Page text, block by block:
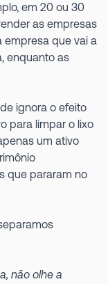
em 20 ou 30
as empresas
empresa que vai a
enquanto as
ignora o efeito
para limpar o lixo
um ativo
que pararam no
não olhe a